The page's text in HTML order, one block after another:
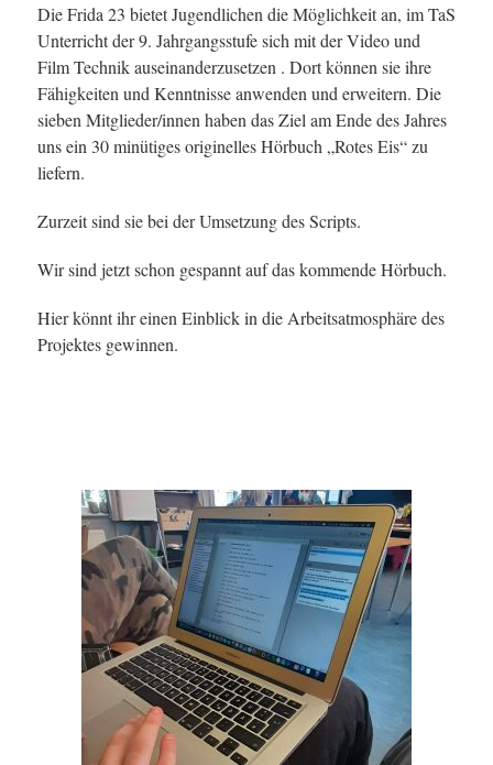
Die Frida 23 bietet Jugendlichen die Möglichkeit an, im TaS
Unterricht der 9. Jahrgangsstufe sich mit der Video und
Film Technik auseinanderzusetzen . Dort können sie ihre
Fähigkeiten und Kenntnisse anwenden und erweitern. Die
sieben Mitglieder/innen haben das Ziel am Ende des Jahres
uns ein 30 minütiges originelles Hörbuch „Rotes Eis“ zu
liefern.
Zurzeit sind sie bei der Umsetzung des Scripts.
Wir sind jetzt schon gespannt auf das kommende Hörbuch.
Hier könnt ihr einen Einblick in die Arbeitsatmosphäre des
Projektes gewinnen.